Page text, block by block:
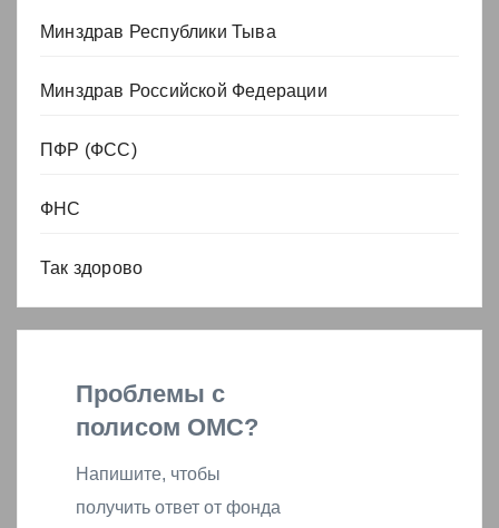
Минздрав Республики Тыва
Минздрав Российской Федерации
ПФР (ФСС)
ФНС
Так здорово
Проблемы с
полисом ОМС?
Напишите, чтобы
получить ответ от фонда